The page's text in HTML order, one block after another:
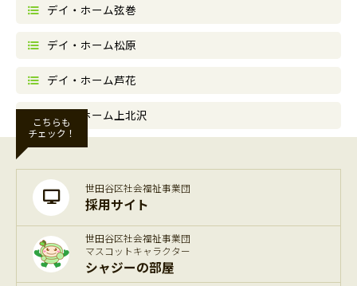
デイ・ホーム弦巻
デイ・ホーム松原
デイ・ホーム芦花
デイ・ホーム上北沢
こちらも
チェック！
世田谷区社会福祉事業団
採用サイト
世田谷区社会福祉事業団
マスコットキャラクター
シャジーの部屋